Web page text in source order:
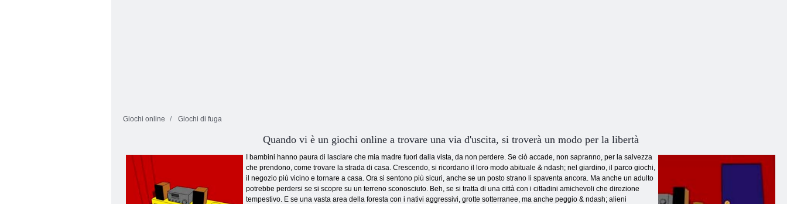
Giochi online Giochi di fuga
Quando vi è un giochi online a trovare una via d'uscita, si troverà un modo per la libertà
I bambini hanno paura di lasciare che mia madre fuori dalla vista, da non perdere. Se ciò accade, non sapranno, per la salvezza
che prendono, come trovare la strada di casa. Crescendo, si ricordano il loro modo abituale & ndash; nel giardino, il parco giochi,
il negozio più vicino e tornare a casa. Ora si sentono più sicuri, anche se un posto strano li spaventa ancora. Ma anche un adulto
potrebbe perdersi se si scopre su un terreno sconosciuto. Beh, se si tratta di una città con i cittadini amichevoli che direzione
tempestivo. E se una vasta area della foresta con i nativi aggressivi, grotte sotterranee, ma anche peggio & ndash; alieni